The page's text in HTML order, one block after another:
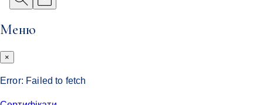
Меню
×
Error: Failed to fetch